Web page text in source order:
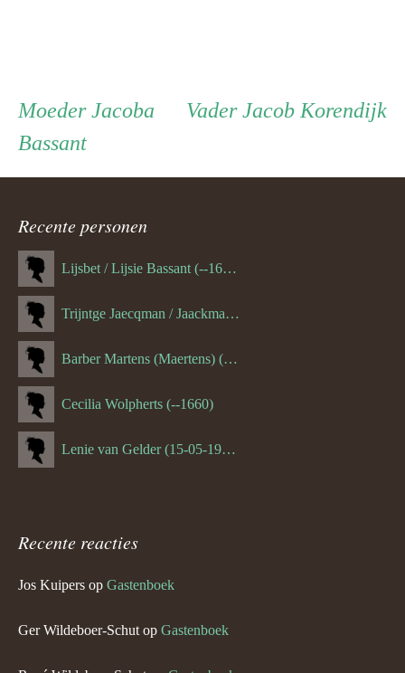
Persoon
ouder
navigatie
VaderVader
Jacob Korendijk
MoederMoeder
Jacoba
Bassant
Recente personen
Lijsbet / Lijsie Bassant (--1687)
Trijntge Jaecqman / Jaackman (--1651)
Barber Martens (Maertens) (--1658)
Cecilia Wolpherts (--1660)
Lenie van Gelder (15-05-1970)
Recente reacties
Jos Kuipers op Gastenboek
Ger Wildeboer-Schut op Gastenboek